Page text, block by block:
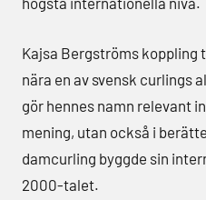
Kajsa Bergströms koppling
nära en av svensk curlings
gör hennes namn relevant
mening, utan också i
damcurling byggde sin
2000-talet.